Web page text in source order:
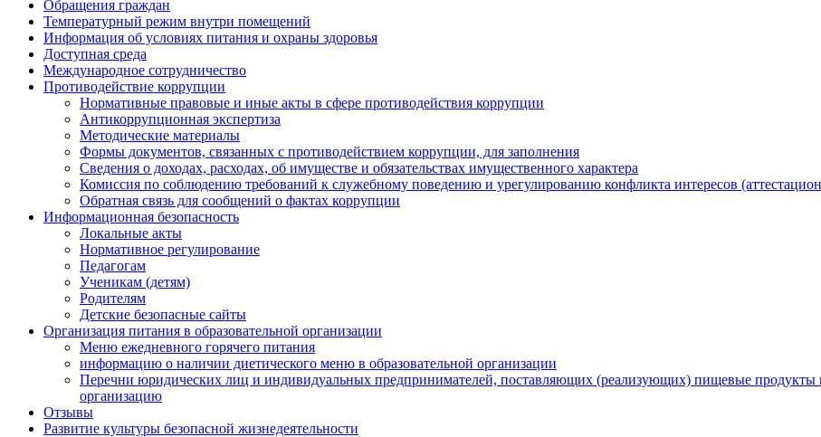
Обращения граждан
Температурный режим внутри помещений
Информация об условиях питания и охраны здоровья
Доступная среда
Международное сотрудничество
Противодействие коррупции
Нормативные правовые и иные акты в сфере противодействия коррупции
Антикоррупционная экспертиза
Методические материалы
Формы документов, связанных с противодействием коррупции, для заполнения
Сведения о доходах, расходах, об имуществе и обязательствах имущественного характера
Комиссия по соблюдению требований к служебному поведению и урегулированию конфликта интересов
Обратная связь для сообщений о фактах коррупции
Информационная безопасность
Локальные акты
Нормативное регулирование
Педагогам
Ученикам (детям)
Родителям
Детские безопасные сайты
Организация питания в образовательной организации
Меню ежедневного горячего питания
информацию о наличии диетического меню в образовательной организации
Перечни юридических лиц и индивидуальных предпринимателей, поставляющих (реализующих) пищевые продукты
организацию
Отзывы
Развитие культуры безопасной жизнедеятельности